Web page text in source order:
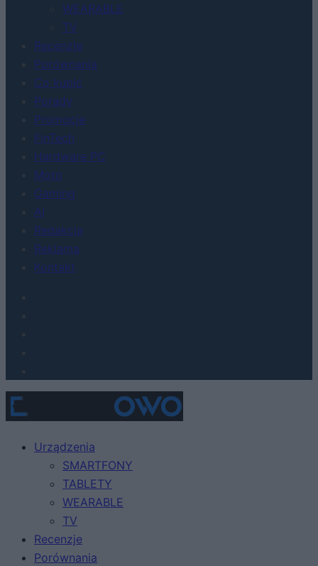
WEARABLE
TV
Recenzje
Porównania
Co kupić
Porady
Promocje
FinTech
Hardware PC
Moto
Gaming
AI
Redakcja
Reklama
Kontakt
Urządzenia
SMARTFONY
TABLETY
WEARABLE
TV
Recenzje
Porównania